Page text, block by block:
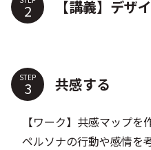
【講義】デザ
STEP 共感する​​​​​​
【ワーク】共感マップを
ペルソナの行動や感情を